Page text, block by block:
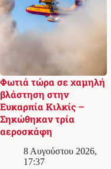
Φωτιά τώρα σε χαμηλή
βλάστηση στην
Ευκαρπία Κιλκίς –
Σηκώθηκαν τρία
αεροσκάφη
8 Αυγούστου 2026,
17:37